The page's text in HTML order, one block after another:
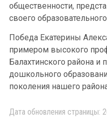
общественности,
своего
Победа Екатерины
примером высокого
Балахтинского района и
дошкольного
поколения нашего
Дата обновления страницы: